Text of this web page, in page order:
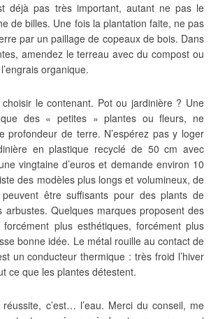
déjà pas très important, autant ne pas le
de billes. Une fois la plantation faite, ne pas
par un paillage de copeaux de bois. Dans
amendez le terreau avec du compost ou
organique.
le contenant. Pot ou jardinière ? Une
que des « petites » plantes ou fleurs, ne
profondeur de terre. N’espérez pas y loger
en plastique recyclé de 50 cm avec
vingtaine d’euros et demande environ 10
des modèles plus longs et volumineux, de
être suffisants pour des plants de
arbustes. Quelques marques proposent des
plus esthétiques, forcément plus
bonne idée. Le métal rouille au contact de
un conducteur thermique : très froid l’hiver
ce que les plantes détestent.
c’est… l’eau. Merci du conseil, me